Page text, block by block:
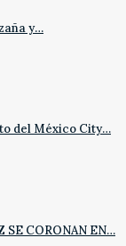
y…
del México City…
SE CORONAN EN…